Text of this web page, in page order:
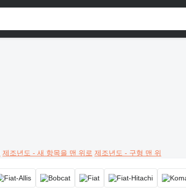
제조년도 - 새 항목을 맨 위로 제조년도 - 구형 맨 위